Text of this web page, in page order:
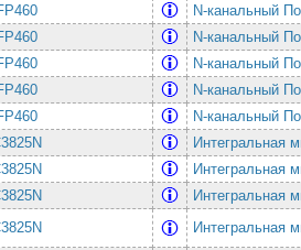
N-канальный
N-канальный
N-канальный
N-канальный
N-канальный
Интегральная
Интегральная
Интегральная
Интегральная